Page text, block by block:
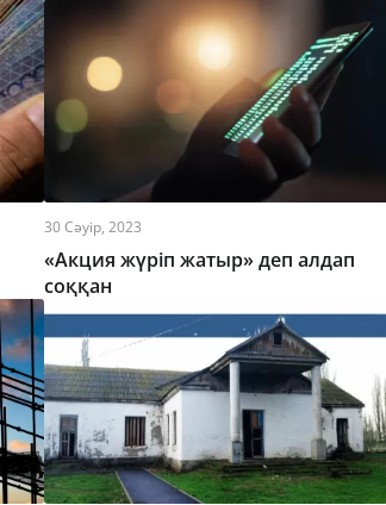
30 Сәуір, 2023
«Акция жүріп жатыр» деп алдап
соққан